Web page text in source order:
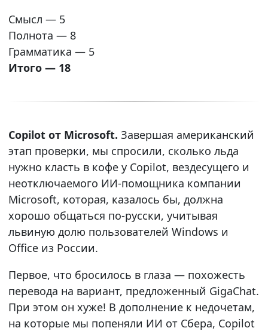
Смысл — 5
Полнота — 8
Грамматика — 5
Итого — 18
Copilot от Microsoft. Завершая американский
этап проверки, мы спросили, сколько льда
нужно класть в кофе у Copilot, вездесущего и
неотключаемого ИИ-помощника компании
Microsoft, которая, казалось бы, должна
хорошо общаться по-русски, учитывая
львиную долю пользователей Windows и
Office из России.
Первое, что бросилось в глаза — похожесть
перевода на вариант, предложенный GigaChat.
При этом он хуже! В дополнение к недочетам,
на которые мы попеняли ИИ от Сбера, Copilot